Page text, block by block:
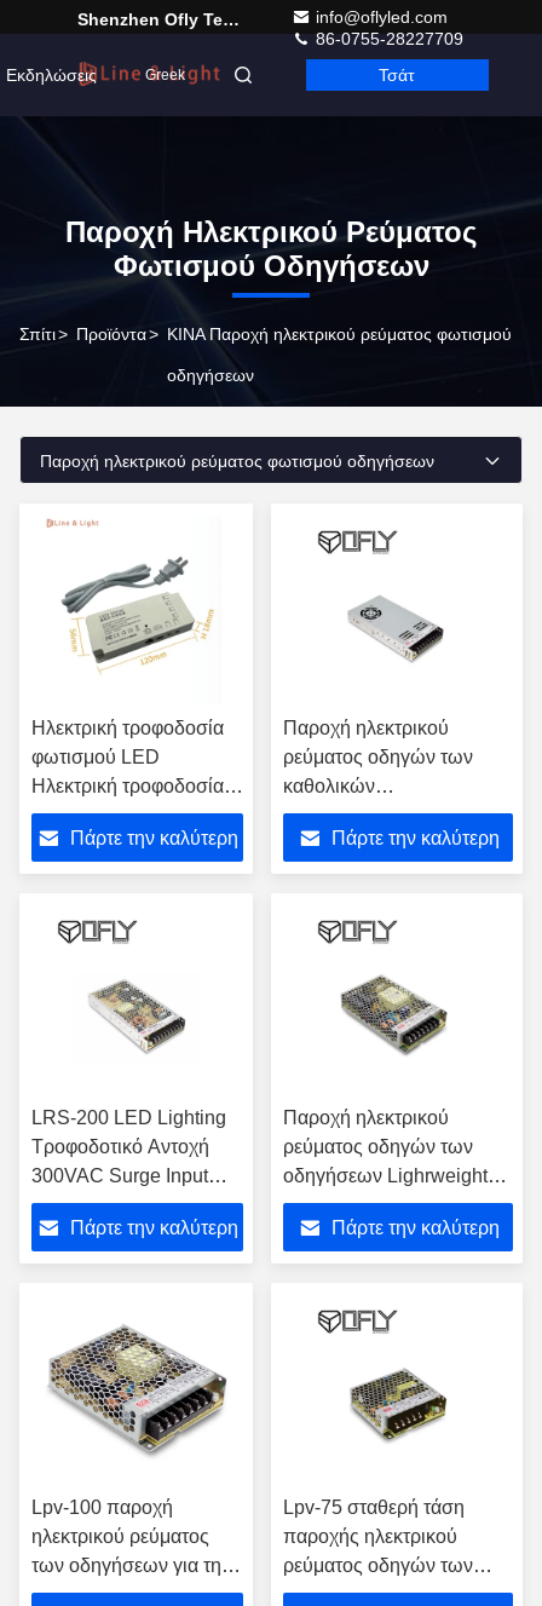
Shenzhen Ofly Technology Co.,Limited
info@oflyled.com
86-0755-28227709
Εκδηλώσεις
Greek Τσάτ
Παροχή Ηλεκτρικού Ρεύματος
Φωτισμού Οδηγήσεων
Σπίτι> Προϊόντα> ΚΙΝΑ Παροχή ηλεκτρικού ρεύματος φωτισμού
οδηγήσεων
Παροχή ηλεκτρικού ρεύματος φωτισμού οδηγήσεων
Ηλεκτρική τροφοδοσία
φωτισμού LED
Ηλεκτρική τροφοδοσία
διακόπτη οδηγού LED
Πάρτε την καλύτερη
Παροχή ηλεκτρικού
ρεύματος οδηγών των
καθολικών
εναλλασσόμενου ρεύματος
οδηγήσεων εισαγωγής lrs-
350 εσωτερικός οδηγός
Πάρτε την καλύτερη
LRS-200 LED Lighting
Τροφοδοτικό Αντοχή
300VAC Surge Input
Indoor Use MW Driver
IP20 Πάρτε την καλύτερη
Παροχή ηλεκτρικού
ρεύματος οδηγών των
οδηγήσεων Lighrweight
lrs-150 εσωτερικός οδηγός
IP20 MW χρήσης
Πάρτε την καλύτερη
Lpv-100 παροχή
ηλεκτρικού ρεύματος
των οδηγήσεων για την
εσωτερική χρήση
Lpv-75 σταθερή τάση
παροχής ηλεκτρικού
ρεύματος οδηγών των
οδηγήσεων για υψηλό